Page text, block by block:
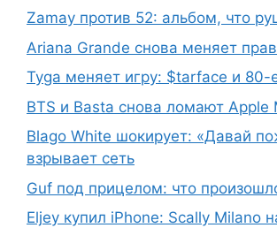
Zamay против 52: альбом, что
Ariana Grande снова меняет
Tyga меняет игру: $tarface и 80-
BTS и Basta снова ломают Apple
Blago White шокирует: «Давай
взрывает сеть
Guf под прицелом: что
Eljey купил iPhone: Scally Milano